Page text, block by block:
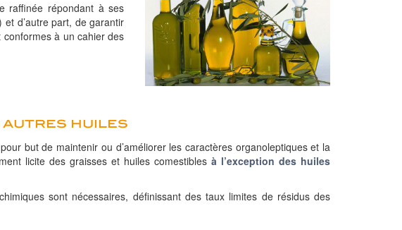
raffinée répondant à ses
d’autre part, de garantir
conformes à un cahier des
autres huiles
but de maintenir ou d’améliorer les caractères organoleptiques et la
licite des graisses et huiles comestibles à l’exception des huiles
sont nécessaires, définissant des taux limites de résidus des